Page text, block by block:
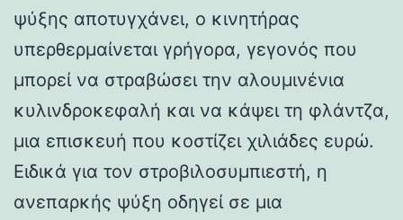
ψύξης αποτυγχάνει, ο κινητήρας
υπερθερμαίνεται γρήγορα, γεγονός που
μπορεί να στραβώσει την αλουμινένια
κυλινδροκεφαλή και να κάψει τη φλάντζα,
μια επισκευή που κοστίζει χιλιάδες ευρώ.
Ειδικά για τον στροβιλοσυμπιεστή, η
ανεπαρκής ψύξη οδηγεί σε μια